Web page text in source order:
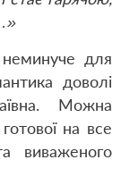
для
доволі
Можна
на все
виваженого